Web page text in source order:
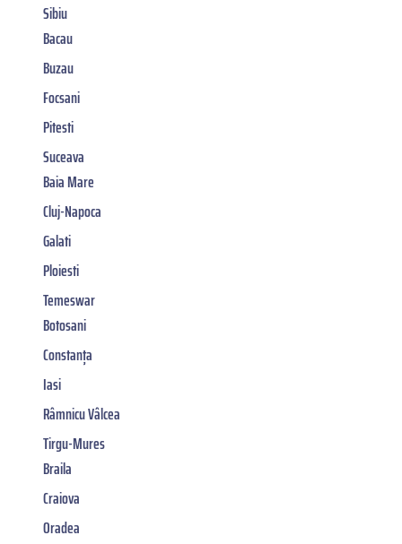
Sibiu
Bacau
Buzau
Focsani
Pitesti
Suceava
Baia Mare
Cluj-Napoca
Galati
Ploiesti
Temeswar
Botosani
Constanța
Iasi
Râmnicu Vâlcea
Tirgu-Mures
Braila
Craiova
Oradea